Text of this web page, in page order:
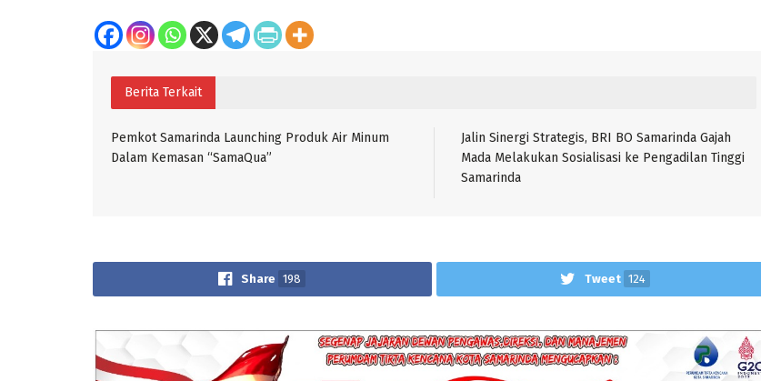
Berita Terkait
Pemkot Samarinda Launching Produk Air Minum
Dalam Kemasan “SamaQua”
Jalin Sinergi Strategis, BRI BO Samarinda Gajah
Mada Melakukan Sosialisasi ke Pengadilan Tinggi
Samarinda
Share 198 Tweet 124